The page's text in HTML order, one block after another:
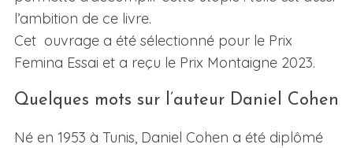
l’ambition de ce livre.
Cet ouvrage a été sélectionné pour le Prix
Femina Essai et a reçu le Prix Montaigne 2023.
Quelques mots sur l’auteur Daniel Cohen
Né en 1953 à Tunis, Daniel Cohen a été diplômé